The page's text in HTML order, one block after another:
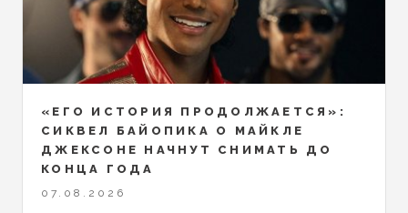
«ЕГО ИСТОРИЯ ПРОДОЛЖАЕТСЯ»:
СИКВЕЛ БАЙОПИКА О МАЙКЛЕ
ДЖЕКСОНЕ НАЧНУТ СНИМАТЬ ДО
КОНЦА ГОДА
07.08.2026